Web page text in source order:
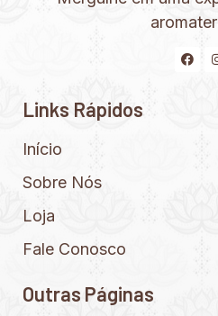
Links Rápidos
Início
Sobre Nós
Loja
Fale Conosco
Outras Páginas